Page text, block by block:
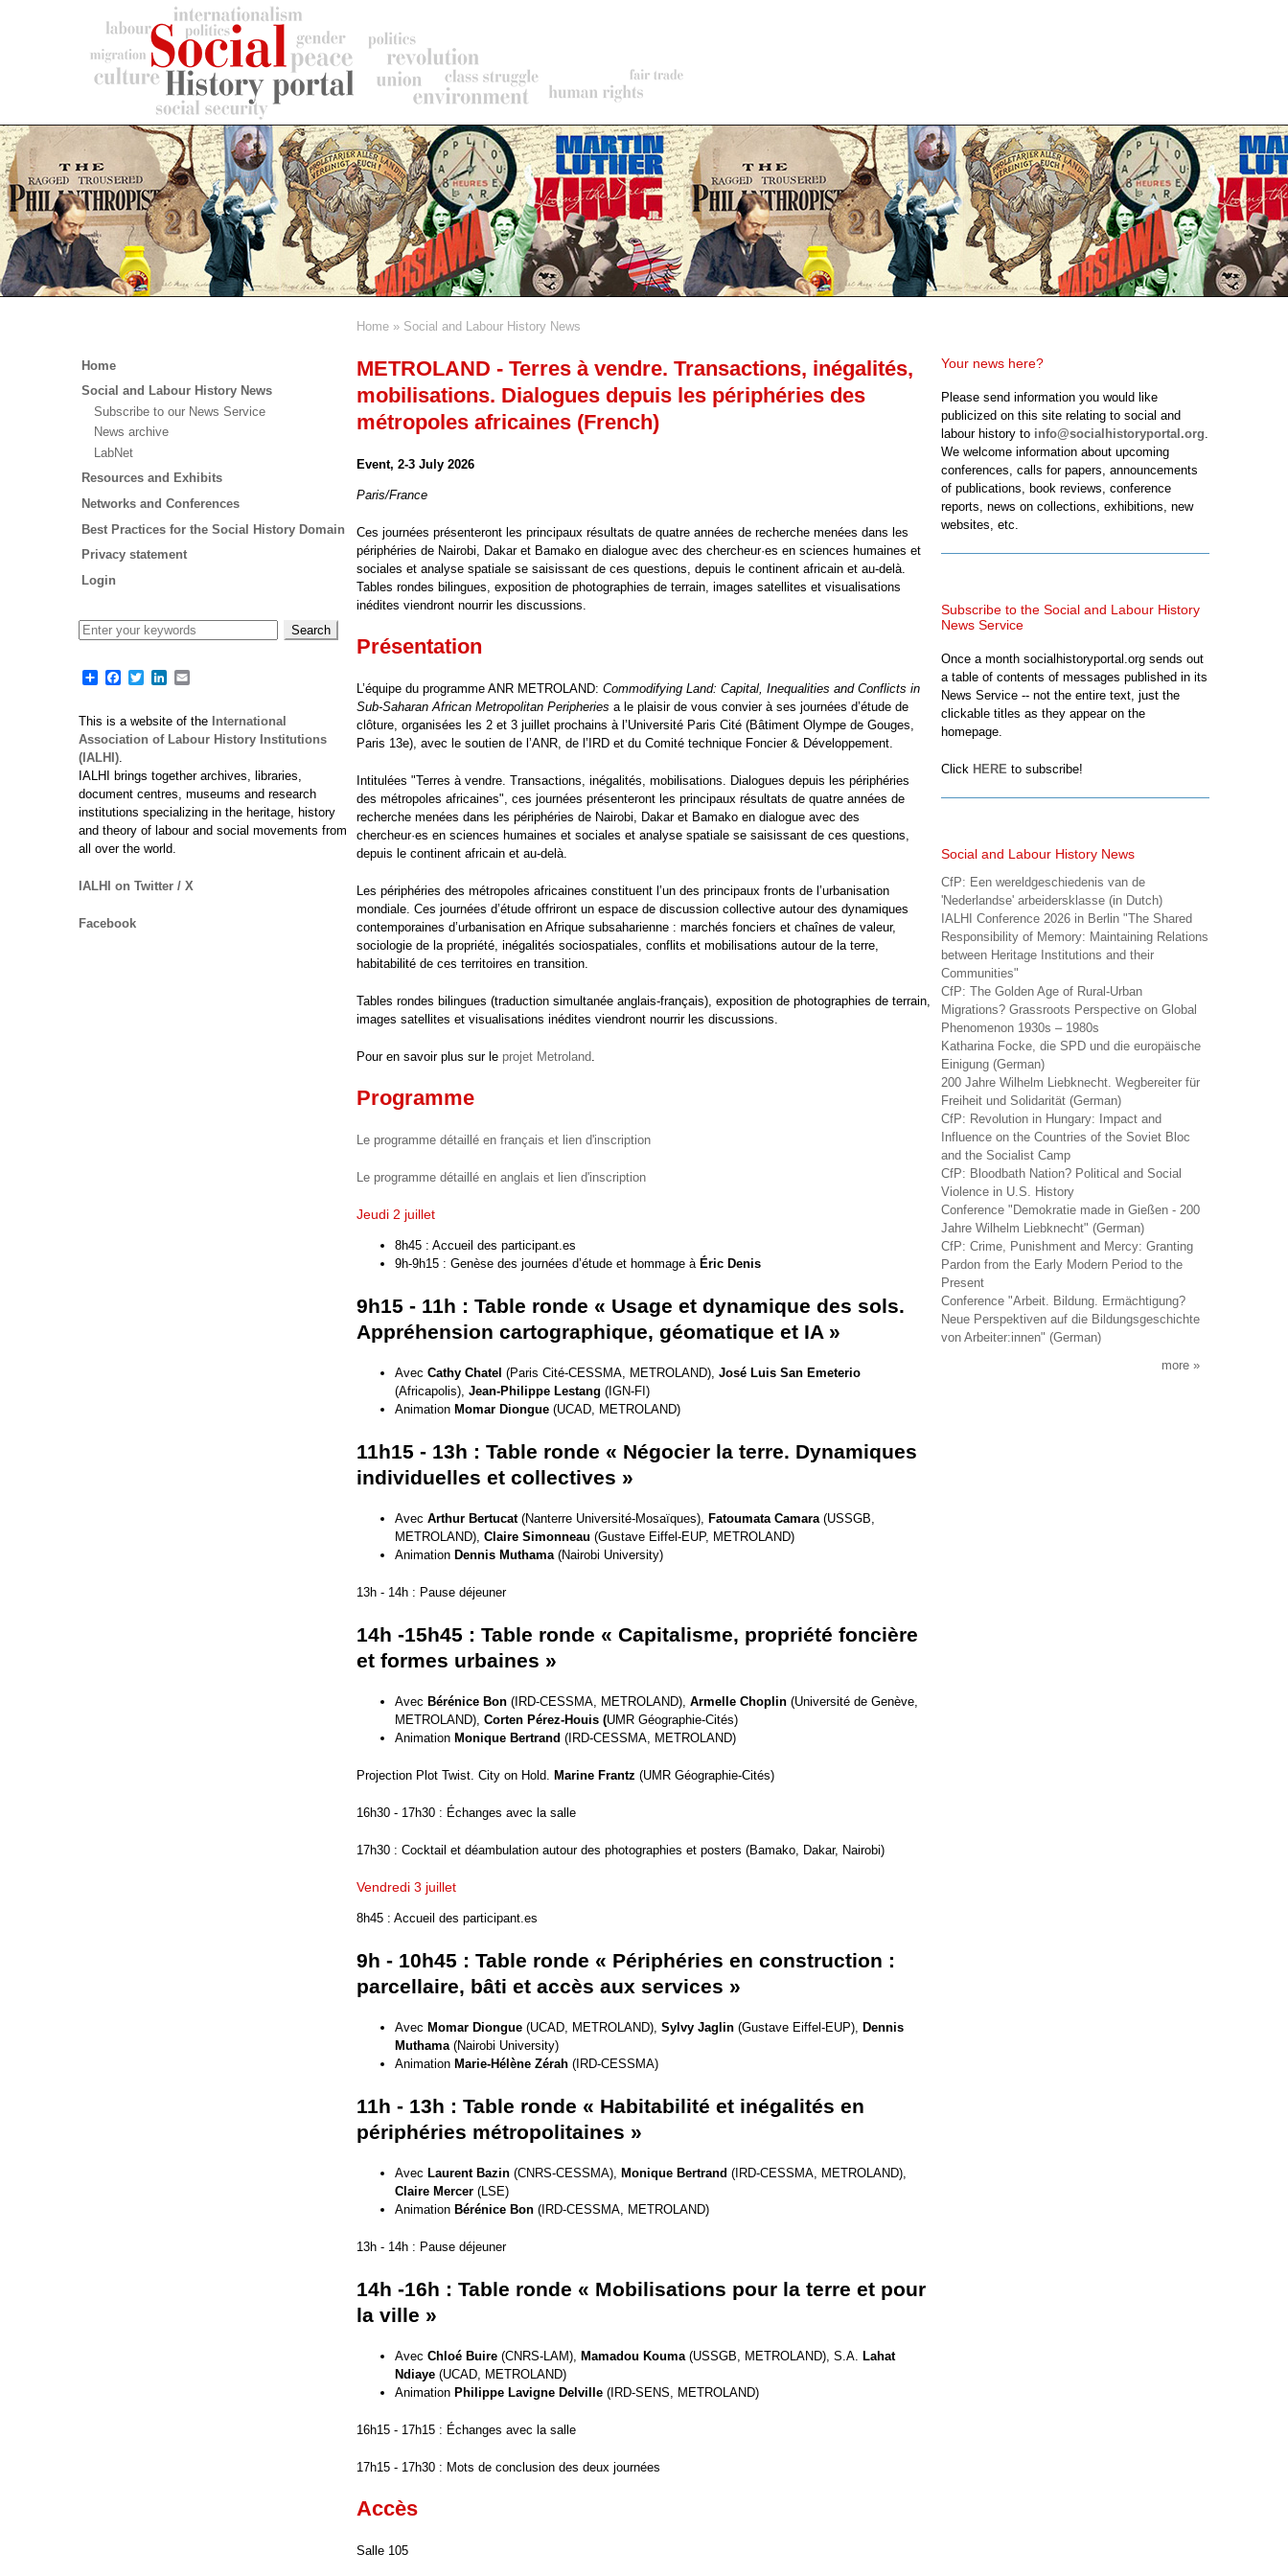
Home Social and Labour History News
METROLAND - Terres à vendre. Transactions, inégalités,
mobilisations. Dialogues depuis les périphéries des
métropoles africaines (French)
Event, 2-3 July 2026
Paris/France
Ces journées présenteront les principaux résultats de quatre années de recherche menées dans les
périphéries de Nairobi, Dakar et Bamako en dialogue avec des chercheur·es en sciences humaines et
sociales et analyse spatiale se saisissant de ces questions, depuis le continent africain et au-delà.
Tables rondes bilingues, exposition de photographies de terrain, images satellites et visualisations
inédites viendront nourrir les discussions.
Présentation
L’équipe du programme ANR METROLAND: Commodifying Land: Capital, Inequalities and Conflicts in
Sub-Saharan African Metropolitan Peripheries a le plaisir de vous convier à ses journées d’étude de
clôture, organisées les 2 et 3 juillet prochains à l’Université Paris Cité (Bâtiment Olympe de Gouges,
Paris 13e), avec le soutien de l’ANR, de l’IRD et du Comité technique Foncier & Développement.
Intitulées "Terres à vendre. Transactions, inégalités, mobilisations. Dialogues depuis les périphéries
des métropoles africaines", ces journées présenteront les principaux résultats de quatre années de
recherche menées dans les périphéries de Nairobi, Dakar et Bamako en dialogue avec des
chercheur·es en sciences humaines et sociales et analyse spatiale se saisissant de ces questions,
depuis le continent africain et au-delà.
Les périphéries des métropoles africaines constituent l’un des principaux fronts de l’urbanisation
mondiale. Ces journées d’étude offriront un espace de discussion collective autour des dynamiques
contemporaines d’urbanisation en Afrique subsaharienne : marchés fonciers et chaînes de valeur,
sociologie de la propriété, inégalités sociospatiales, conflits et mobilisations autour de la terre,
habitabilité de ces territoires en transition.
Tables rondes bilingues (traduction simultanée anglais-français), exposition de photographies de terrain,
images satellites et visualisations inédites viendront nourrir les discussions.
Pour en savoir plus sur le projet Metroland
Programme
Le programme détaillé en français et lien d'inscription
Le programme détaillé en anglais et lien d'inscription
Jeudi 2 juillet
8h45 : Accueil des participant.es
9h-9h15 : Genèse des journées d’étude et hommage à Éric Denis
9h15 - 11h : Table ronde « Usage et dynamique des sols.
Appréhension cartographique, géomatique et IA »
Avec Cathy Chatel (Paris Cité-CESSMA, METROLAND), José Luis San Emeterio
(Africapolis), Jean-Philippe Lestang (IGN-FI)
Animation Momar Diongue (UCAD, METROLAND)
11h15 - 13h : Table ronde « Négocier la terre. Dynamiques
individuelles et collectives »
Avec Arthur Bertucat(Nanterre Université-Mosaïques), Fatoumata Camara (USSGB,
METROLAND), Claire Simonneau (Gustave Eiffel-EUP, METROLAND)
Animation Dennis Muthama (Nairobi University)
13h - 14h : Pause déjeuner
14h -15h45 : Table ronde « Capitalisme, propriété foncière
et formes urbaines »
Avec Bérénice Bon (IRD-CESSMA, METROLAND), Armelle Choplin (Université de Genève,
METROLAND), Corten Pérez-Houis (UMR Géographie-Cités)
Animation Monique Bertrand (IRD-CESSMA, METROLAND)
Projection Plot Twist. City on Hold. Marine Frantz (UMR Géographie-Cités)
16h30 - 17h30 : Échanges avec la salle
17h30 : Cocktail et déambulation autour des photographies et posters (Bamako, Dakar, Nairobi)
Vendredi 3 juillet
8h45 : Accueil des participant.es
9h - 10h45 : Table ronde « Périphéries en construction :
parcellaire, bâti et accès aux services »
Avec Momar Diongue (UCAD, METROLAND), Sylvy Jaglin (Gustave Eiffel-EUP), Dennis
Muthama (Nairobi University)
Animation Marie-Hélène Zérah (IRD-CESSMA)
11h - 13h : Table ronde « Habitabilité et inégalités en
périphéries métropolitaines »
Avec Laurent Bazin (CNRS-CESSMA), Monique Bertrand (IRD-CESSMA, METROLAND),
Claire Mercer (LSE)
Animation Bérénice Bon (IRD-CESSMA, METROLAND)
13h - 14h : Pause déjeuner
14h -16h : Table ronde « Mobilisations pour la terre et pour
la ville »
Avec Chloé Buire (CNRS-LAM), Mamadou Kouma (USSGB, METROLAND), S.A. Lahat
Ndiaye (UCAD, METROLAND)
Animation Philippe Lavigne Delville (IRD-SENS, METROLAND)
16h15 - 17h15 : Échanges avec la salle
17h15 - 17h30 : Mots de conclusion des deux journées
Accès
Salle 105
Main
Home
Social and Labour History News
Subscribe to our News Service
News archive
LabNet
Resources and Exhibits
Networks and Conferences
Best Practices for the Social History Domain
Privacy statement
Login
ShareFacebook
TwitterLinkedIn
This is a website of the International
Association of Labour History Institutions
(IALHI).
IALHI brings together archives, libraries,
document centres, museums and research
institutions specializing in the heritage, history
and theory of labour and social movements from
all over the world.
IALHI on Twitter / X
Facebook
Your news here?
Please send information you would like
publicized on this site relating to social and
labour history to info@socialhistoryportal.org.
We welcome information about upcoming
conferences, calls for papers, announcements
of publications, book reviews, conference
reports, news on collections, exhibitions, new
websites, etc.
Subscribe to the Social and Labour History
News Service
Once a month socialhistoryportal.org sends out
a table of contents of messages published in its
News Service -- not the entire text, just the
clickable titles as they appear on the
homepage.
Click HERE to subscribe!
Social and Labour History News
CfP: Een wereldgeschiedenis van de
'Nederlandse' arbeidersklasse (in Dutch)
IALHI Conference 2026 in Berlin "The Shared
Responsibility of Memory: Maintaining Relations
between Heritage Institutions and their
Communities"
CfP: The Golden Age of Rural-Urban
Migrations? Grassroots Perspective on Global
Phenomenon 1930s – 1980s
Katharina Focke, die SPD und die europäische
Einigung (German)
200 Jahre Wilhelm Liebknecht. Wegbereiter für
Freiheit und Solidarität (German)
CfP: Revolution in Hungary: Impact and
Influence on the Countries of the Soviet Bloc
and the Socialist Camp
CfP: Bloodbath Nation? Political and Social
Violence in U.S. History
Conference "Demokratie made in Gießen - 200
Jahre Wilhelm Liebknecht" (German)
CfP: Crime, Punishment and Mercy: Granting
Pardon from the Early Modern Period to the
Present
Conference "Arbeit. Bildung. Ermächtigung?
Neue Perspektiven auf die Bildungsgeschichte
von Arbeiter:innen" (German)
more